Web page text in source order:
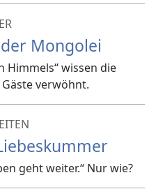
Mongolei
Himmels“ wissen die
verwöhnt.
geht weiter.“ Nur wie?